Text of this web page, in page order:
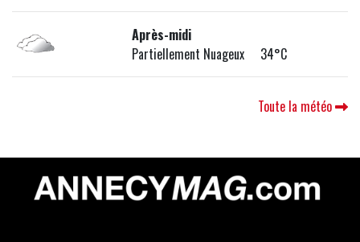
Après-midi
Partiellement Nuageux 34°C
Toute la météo